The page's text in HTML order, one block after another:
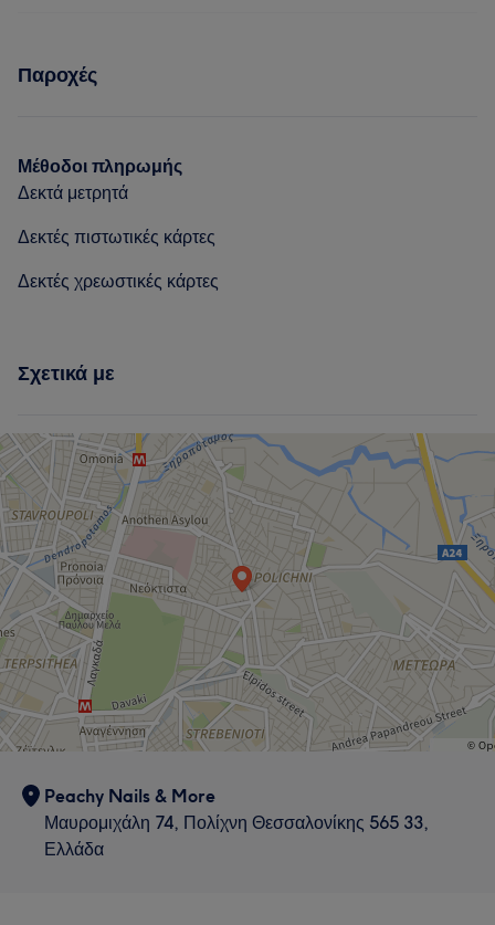
Νύχια
Παροχές
Μέθοδοι πληρωμής
Δεκτά μετρητά
Δεκτές πιστωτικές κάρτες
Δεκτές χρεωστικές κάρτες
Σχετικά με
Peachy Nails & More
Μαυρομιχάλη 74, Πολίχνη Θεσσαλονίκης 565 33,
Ελλάδα